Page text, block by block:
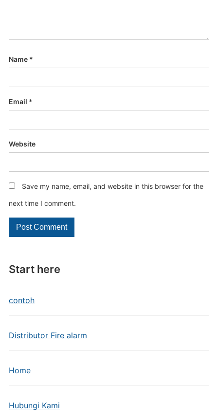
Start here
contoh
Distributor Fire alarm
Home
Hubungi Kami
Name *
Email *
Website
Save my name, email, and website in this browser for the
next time I comment.